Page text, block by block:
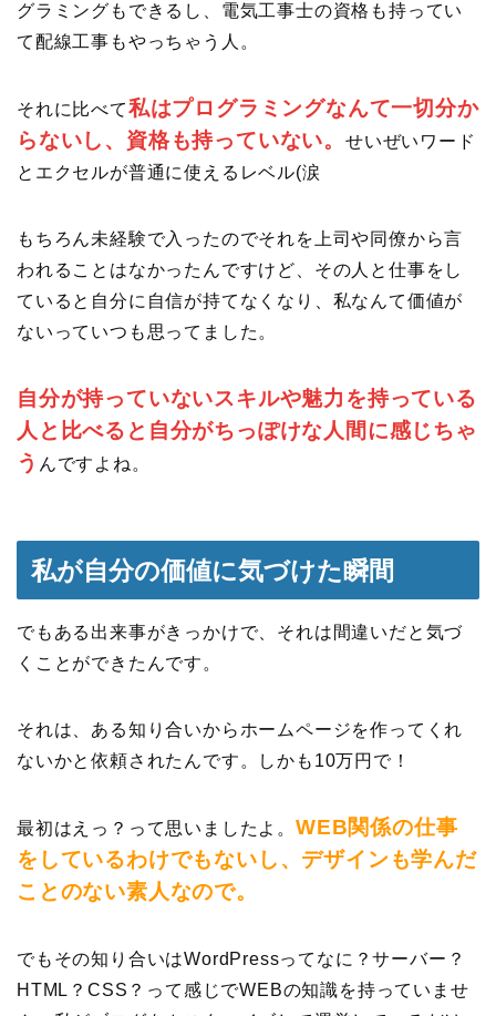
グラミングもできるし、電気工事士の資格も持ってい
て配線工事もやっちゃう人。
それに比べて私はプログラミングなんて一切分か
らないし、資格も持っていない。
せいぜいワード
とエクセルが普通に使えるレベル(涙
もちろん未経験で入ったのでそれを上司や同僚から言
われることはなかったんですけど、その人と仕事をし
ていると自分に自信が持てなくなり、私なんて価値が
ないっていつも思ってました。
自分が持っていないスキルや魅力を持っている
人と比べると自分がちっぽけな人間に感じちゃ
う んですよね。
私が自分の価値に気づけた瞬間
でもある出来事がきっかけで、それは間違いだと気づ
くことができたんです。
それは、ある知り合いからホームページを作ってくれ
ないかと依頼されたんです。しかも10万円で！
最初はえっ？って思いましたよ。 WEB関係の仕事
をしているわけでもないし、デザインも学んだ
ことのない素人なので。
でもその知り合いはWordPressってなに？サーバー？
HTML？CSS？って感じでWEBの知識を持っていませ